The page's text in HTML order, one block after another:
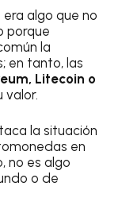
algo que no
porque
la
en tanto, las
Litecoin o
valor.
la situación
en
no es algo
o de